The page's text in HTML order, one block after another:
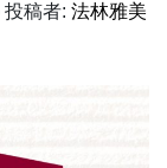
投稿者: 法林雅美